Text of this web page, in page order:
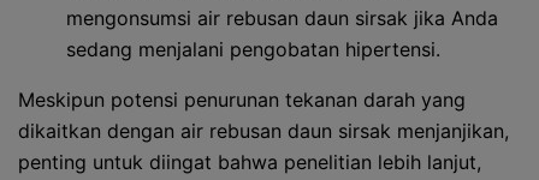
mengonsumsi air rebusan daun sirsak jika Anda
sedang menjalani pengobatan hipertensi.
Meskipun potensi penurunan tekanan darah yang
dikaitkan dengan air rebusan daun sirsak menjanjikan,
penting untuk diingat bahwa penelitian lebih lanjut,